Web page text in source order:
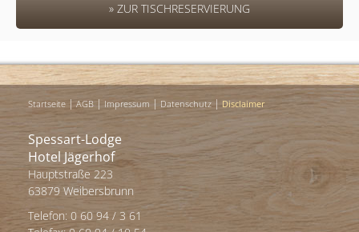
» ZUR TISCHRESERVIERUNG
Startseite | AGB| Impressum | Datenschutz| Disclaimer
Spessart-Lodge
Hotel Jägerhof
Hauptstraße 223
63879 Weibersbrunn
Telefon: 0 60 94 / 3 61